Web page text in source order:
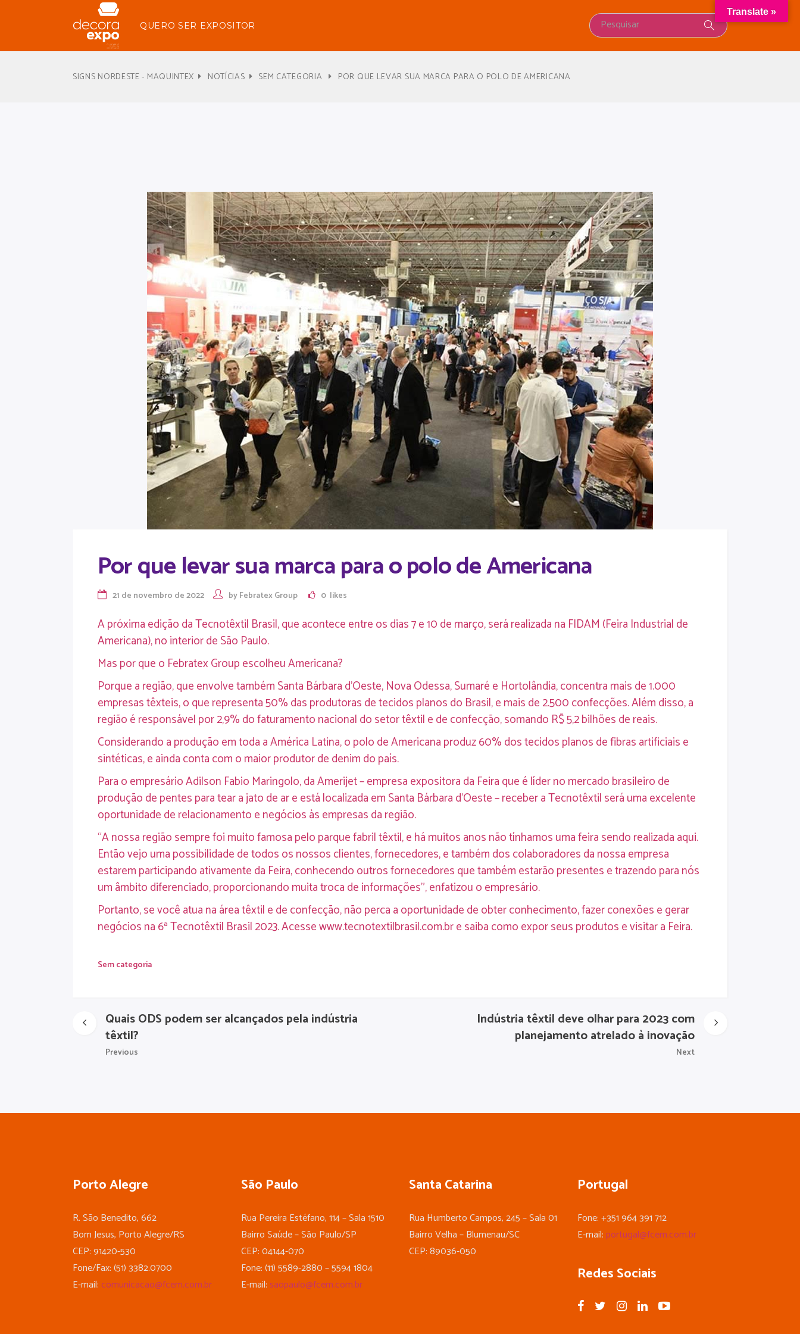
QUERO SER EXPOSITOR
SIGNS NORDESTE - MAQUINTEX NOTÍCIAS SEM CATEGORIA POR QUE LEVAR SUA MARCA PARA O POLO DE AMERICANA
Por que levar sua marca para o polo de Americana
21 de novembro de 2022 byFebratex Group 0 likes
A próxima edição da Tecnotêxtil Brasil, que acontece entre os dias 7 e 10 de março, será realizada na FIDAM (Feira Industrial de
Americana), no interior de São Paulo.
Mas por que o Febratex Group escolheu Americana?
Porque a região, que envolve também Santa Bárbara d’Oeste, Nova Odessa, Sumaré e Hortolândia, concentra mais de 1.000
empresas têxteis, o que representa 50% das produtoras de tecidos planos do Brasil, e mais de 2.500 confecções. Além disso, a
região é responsável por 2,9% do faturamento nacional do setor têxtil e de confecção, somando R$ 5,2 bilhões de reais.
Considerando a produção em toda a América Latina, o polo de Americana produz 60% dos tecidos planos de fibras artificiais e
sintéticas, e ainda conta com o maior produtor de denim do país.
Para o empresário Adilson Fabio Maringolo, da Amerijet – empresa expositora da Feira que é líder no mercado brasileiro de
produção de pentes para tear a jato de ar e está localizada em Santa Bárbara d’Oeste – receber a Tecnotêxtil será uma excelente
oportunidade de relacionamento e negócios às empresas da região.
“A nossa região sempre foi muito famosa pelo parque fabril têxtil, e há muitos anos não tínhamos uma feira sendo realizada aqui.
Então vejo uma possibilidade de todos os nossos clientes, fornecedores, e também dos colaboradores da nossa empresa
estarem participando ativamente da Feira, conhecendo outros fornecedores que também estarão presentes e trazendo para nós
um âmbito diferenciado, proporcionando muita troca de informações”, enfatizou o empresário.
Portanto, se você atua na área têxtil e de confecção, não perca a oportunidade de obter conhecimento, fazer conexões e gerar
negócios na 6ª Tecnotêxtil Brasil 2023. Acessewww.tecnotextilbrasil.com.bre saiba como expor seus produtos e visitar a Feira.
Sem categoria
Quais ODS podem ser alcançados pela indústria
têxtil?
Previous
Indústria têxtil deve olhar para 2023 com
planejamento atrelado à inovação
Next
Porto Alegre
R. São Benedito, 662
Bom Jesus, Porto Alegre/RS
CEP: 91420-530
Fone/Fax: (51) 3382.0700
E-mail: comunicacao@fcem.com.br
São Paulo
Rua Pereira Estéfano, 114 – Sala 1510
Bairro Saúde – São Paulo/SP
CEP: 04144-070
Fone: (11) 5589-2880 – 5594 1804
E-mail: saopaulo@fcem.com.br
Santa Catarina
Rua Humberto Campos, 245 – Sala 01
Bairro Velha – Blumenau/SC
CEP: 89036-050
Portugal
Fone: +351 964 391 712
E-mail: portugal@fcem.com.br
Redes Sociais
Translate »